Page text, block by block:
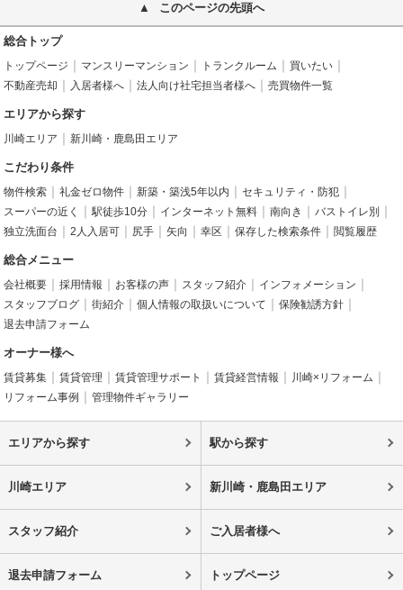
このページの先頭へ
総合トップ
トップページ マンスリーマンション トランクルーム
買いたい
不動産売却
入居者様へ 法人向け社宅担当者様へ 売買物件一覧
エリアから探す
川崎エリア 新川崎・鹿島田エリア
こだわり条件
物件検索 礼金ゼロ物件 新築・築浅5年以内
セキュリティ・防犯
スーパーの近く
駅徒歩10分 インターネット無料 南向き
バストイレ別
独立洗面台
2人入居可 尻手 矢向 幸区 保存した検索条件 閲覧履歴
総合メニュー
会社概要 採用情報 お客様の声 スタッフ紹介
インフォメーション
スタッフブログ
街紹介 個人情報の取扱いについて
保険勧誘方針
退去申請フォーム
オーナー様へ
賃貸募集 賃貸管理 賃貸管理サポート 賃貸経営情報
川崎×リフォーム
リフォーム事例
管理物件ギャラリー
エリアから探す 駅から探す
川崎エリア 新川崎・鹿島田エリア
スタッフ紹介 ご入居者様へ
退去申請フォーム トップページ